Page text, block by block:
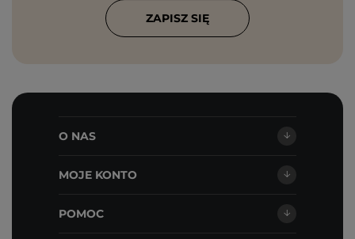
ZAPISZ SIĘ
O NAS
MOJE KONTO
POMOC